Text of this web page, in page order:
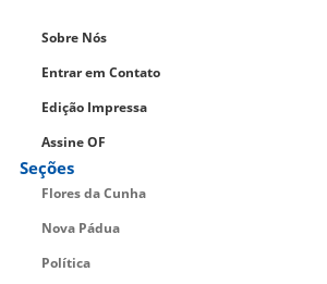
Sobre Nós
Entrar em Contato
Edição Impressa
Assine OF
Seções
Flores da Cunha
Nova Pádua
Política